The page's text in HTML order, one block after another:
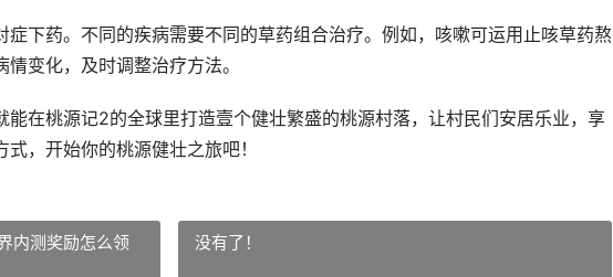
症下药。不同的疾病需要不同的草药组合治疗。例如，咳嗽可运用止咳草药熬
变化，及时调整治疗方法。
能在桃源记2的全球里打造壹个健壮繁盛的桃源村落，让村民们安居乐业，享
，开始你的桃源健壮之旅吧！
内测奖励怎么领 没有了！